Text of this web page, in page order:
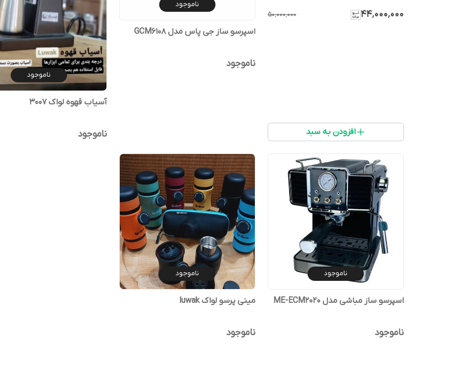
۴۴٬۰۰۰٬۰۰۰ ۵۰٬۰۰۰٬۰۰۰
افزودن به سبد
ناموجود
اسپرسو ساز جی پاس مدل GCM6108
ناموجود
ناموجود
آسیاب قهوه لواک 3007
ناموجود
ناموجود
اسپرسو ساز مباشی مدل ME-ECM2020
ناموجود
ناموجود
مینی پرسو لواک luwak
ناموجود